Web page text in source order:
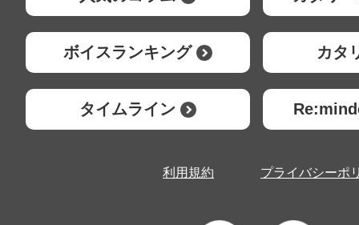
ボイスランキング カタ
タイムライン
利用規約 プライバシーポ